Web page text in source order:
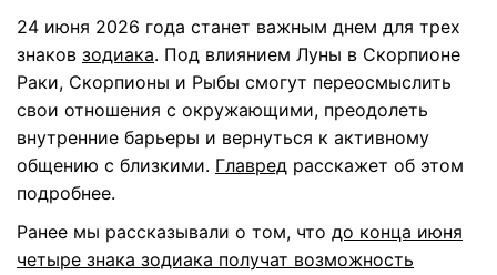
24 июня 2026 года станет важным днем для трех
знаков зодиака. Под влиянием Луны в Скорпионе
Раки, Скорпионы и Рыбы смогут переосмыслить
свои отношения с окружающими, преодолеть
внутренние барьеры и вернуться к активному
общению с близкими. Главред расскажет об этом
подробнее.
Ранее мы рассказывали о том, что до конца июня
четыре знака зодиака получат возможность